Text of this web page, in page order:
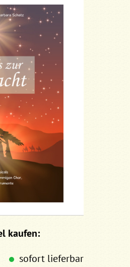
kaufen:
sofort lieferbar